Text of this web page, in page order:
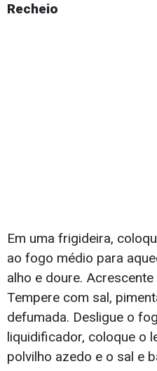
Recheio
Em uma frigideira,
ao fogo médio para
alho e doure.
Tempere com sal,
defumada. Desligue o
liquidificador, coloque o
polvilho azedo e o sal e